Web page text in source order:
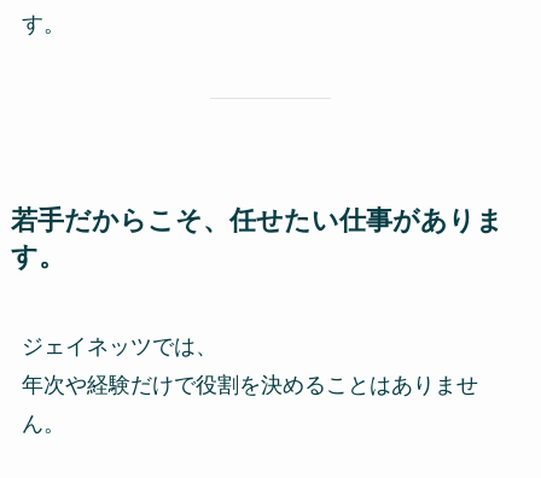
す。
若手だからこそ、任せたい仕事がありま
す。
ジェイネッツでは、
年次や経験だけで役割を決めることはありませ
ん。